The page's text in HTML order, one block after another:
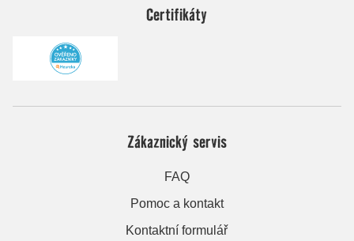
Certifikáty
Zákaznický servis
FAQ
Pomoc a kontakt
Kontaktní formulář